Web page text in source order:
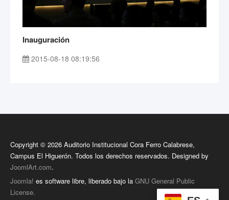
Inauguración
2015-08-18 08:19:56
Copyright © 2026 Auditorio Institucional Cora Ferro Calabrese,
Campus El Higuerón. Todos los derechos reservados. Designed by
JoomlArt.com.
Joomla! es software libre, liberado bajo la GNU General Public
License.